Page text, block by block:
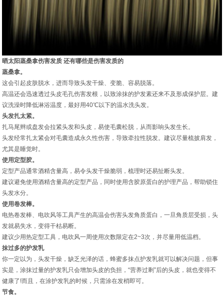
晒太阳蒸桑拿伤害发质 还有哪些是伤害发质的
蒸桑拿。
这会引起皮肤脱水，进而导致头发干燥、变脆、容易脱落。
高温还会迅速透过头皮毛孔伤害发根，以致涂抹的护发素还来不及形成保护层。建
议洗澡时降低淋浴温度，最好用40℃以下的温水洗头发。
头发扎太紧。
扎马尾辫或盘发会拉紧头发和头皮，易使毛囊松脱，从而影响头发生长。
头发经常扎太紧会对毛囊造成永久性伤害，导致牵拉性脱发。建议尽量梳披肩发，
尤其是睡觉时。
使用定型胶。
定型产品通常酒精含量高，易令头发干燥脆弱，梳理时还易扯断头发。
建议避免使用酒精含量高的定型产品，同时使用含胶原蛋白的护理产品，帮助锁住
头发水分。
使用卷发棒。
电热卷发棒、电吹风等工具产生的高温会伤害头发角质蛋白，一旦角质层受损，头
发就易失水，变得干枯易断。
建议少用热定型工具，电吹风一周使用次数限定在2~3次，并尽量用低温档。
抹过多的护发乳
你一定以为，头发干燥，缺乏光泽的话，蜂蜜多抹点护发乳就可以解决问题，但事
实是，涂抹过量的护发乳只会增加头皮的负担，“营养过剩”后的头皮，就也变得不
健康了!而且，在涂护发乳的时候，只需涂在发梢即可。
节食。